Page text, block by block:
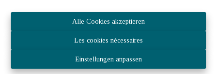
Alle Cookies akzeptieren
Les cookies nécessaires
Einstellungen anpassen